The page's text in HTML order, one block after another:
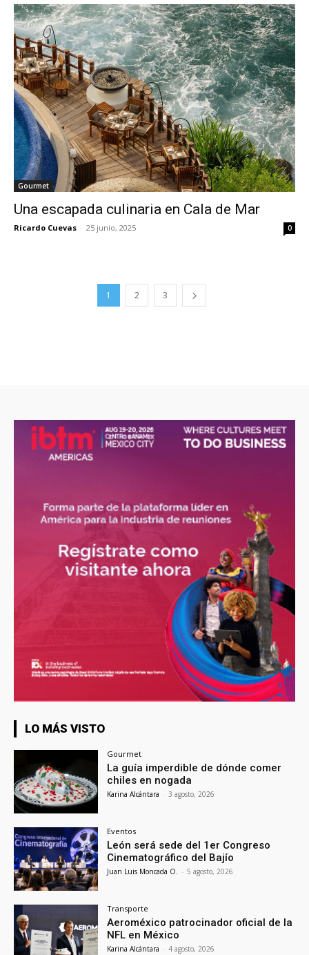
Gourmet
Una escapada culinaria en Cala de Mar
Ricardo Cuevas - 25 junio, 2025 0
1 2 3
LO MÁS VISTO
Gourmet
La guía imperdible de dónde comer
chiles en nogada
Karina Alcántara - 3 agosto, 2026
Eventos
León será sede del 1er Congreso
Cinematográfico del Bajío
Juan Luis Moncada O. - 5 agosto, 2026
Transporte
Aeroméxico patrocinador oficial de la
NFL en México
Karina Alcántara - 4 agosto, 2026